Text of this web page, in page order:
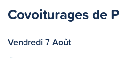
Covoiturages de
Vendredi 7 Août